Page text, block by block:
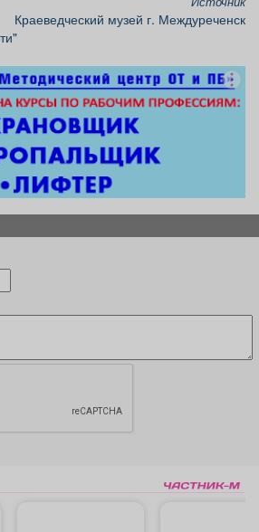
- пенсионер
Краеведческий музей г. Междуреченск